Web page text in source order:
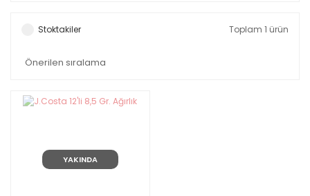
Stoktakiler Toplam 1 ürün
YAKINDA